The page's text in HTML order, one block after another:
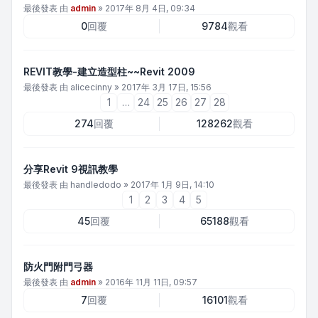
最後發表 由 admin » 2017年 8月 4日, 09:34
0回覆 9784觀看
REVIT教學-建立造型柱~~Revit 2009
最後發表 由 alicecinny » 2017年 3月 17日, 15:56
1 … 24 25 26 27
28
274回覆 128262觀看
分享Revit 9視訊教學
最後發表 由 handledodo » 2017年 1月 9日, 14:10
1 2 3 4
5
45回覆 65188觀看
防火門附門弓器
最後發表 由 admin » 2016年 11月 11日, 09:57
7回覆 16101觀看